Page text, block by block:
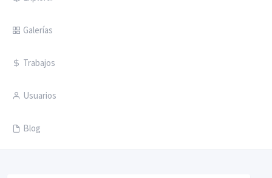
Galerías
Trabajos
Usuarios
Blog